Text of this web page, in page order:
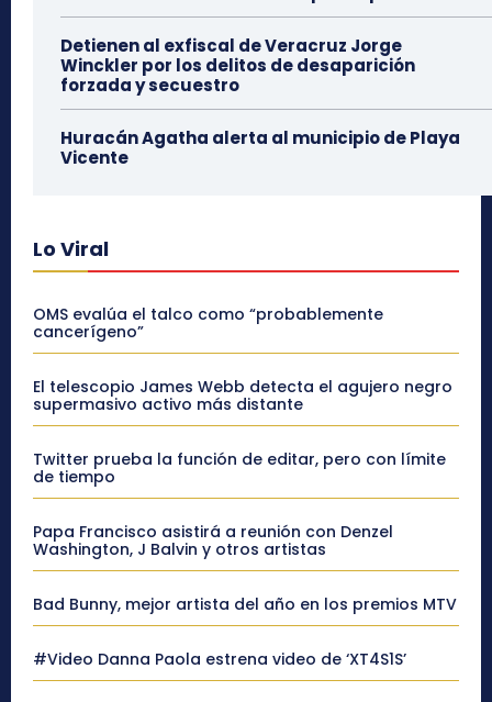
Detienen al exfiscal de Veracruz Jorge
Winckler por los delitos de desaparición
forzada y secuestro
Huracán Agatha alerta al municipio de Playa
Vicente
Lo Viral
OMS evalúa el talco como “probablemente
cancerígeno”
El telescopio James Webb detecta el agujero negro
supermasivo activo más distante
Twitter prueba la función de editar, pero con límite
de tiempo
Papa Francisco asistirá a reunión con Denzel
Washington, J Balvin y otros artistas
Bad Bunny, mejor artista del año en los premios MTV
#Video Danna Paola estrena video de ‘XT4S1S’